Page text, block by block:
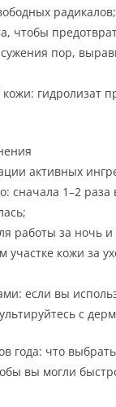
радикалов;
чтобы
пор,
гидролизат
активных
сначала 1–2
работы за ночь
участке кожи за
если вы
с
года: что
вы могли